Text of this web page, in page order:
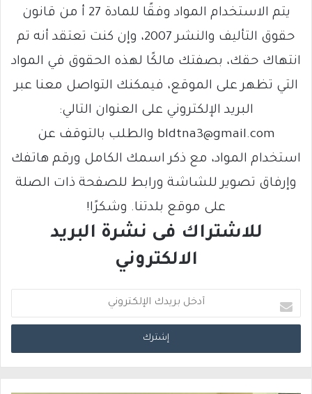
يتم الاستخدام المواد وفقًا للمادة 27 أ من قانون
حقوق التأليف والنشر 2007، وإن كنت تعتقد أنه تم
انتهاك حقك، بصفتك مالكًا لهذه الحقوق في المواد
التي تظهر على الموقع، فيمكنك التواصل معنا عبر
البريد الإلكتروني على العنوان التالي:
bldtna3@gmail.com والطلب بالتوقف عن
استخدام المواد، مع ذكر اسمك الكامل ورقم هاتفك
وإرفاق تصوير للشاشة ورابط للصفحة ذات الصلة
على موقع بلدتنا. وشكرًا!
للاشتراك فى نشرة البريد
الالكتروني
د
خ